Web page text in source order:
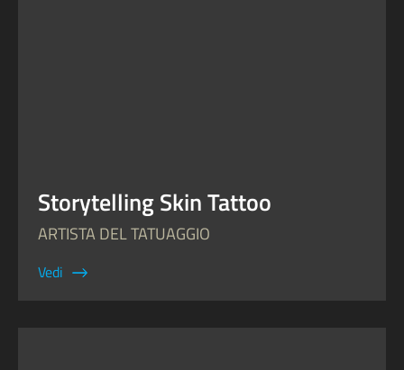
Storytelling Skin Tattoo
ARTISTA DEL TATUAGGIO
Vedi